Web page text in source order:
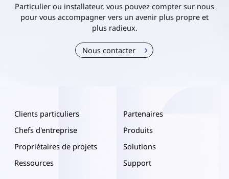
Particulier ou installateur, vous pouvez compter sur nous
pour vous accompagner vers un avenir plus propre et
plus radieux.
Nous contacter
Clients particuliers
Chefs d'entreprise
Propriétaires de projets
Ressources
Partenaires
Produits
Solutions
Support